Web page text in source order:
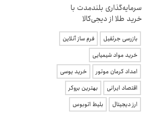
سرمایه‌گذاری بلندمدت با
خرید طلا از دیجی‌کالا
بازرسی جرثقیل
فرم ساز آنلاین
خرید مواد شیمیایی
امداد کرمان موتور
خرید یوسی
اقتصاد ایرانی
بهترین بروکر
ارز دیجیتال
بلیط اتوبوس